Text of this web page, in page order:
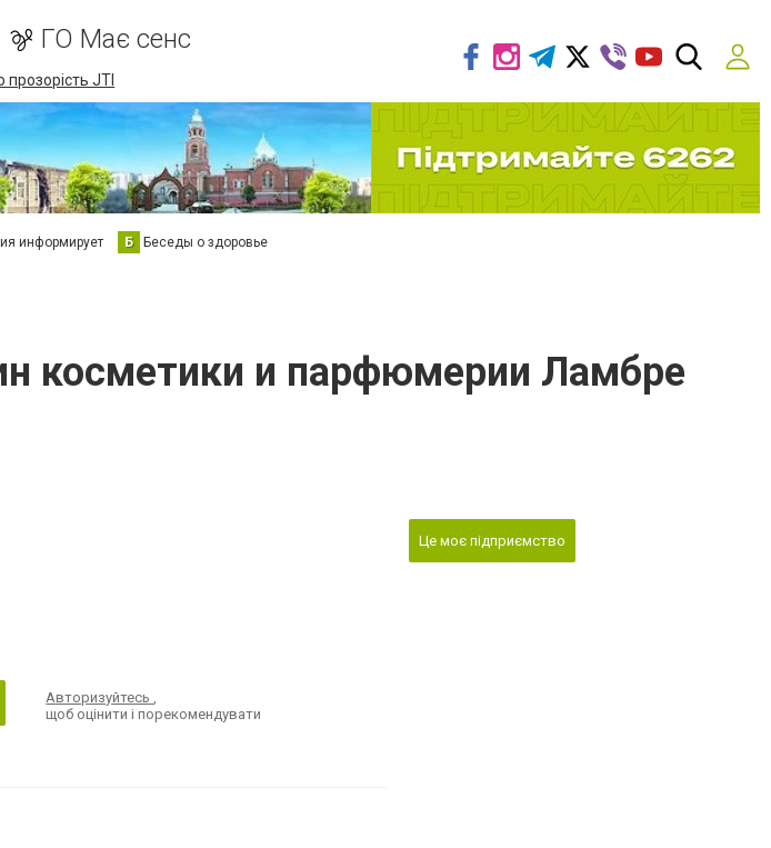
ГО Має сенс
прозорість JTI
информирует Б Беседы о здоровье
косметики и парфюмерии Ламбре
Авторизуйтесь,
щоб оцінити і порекомендувати
Це моє підприємство